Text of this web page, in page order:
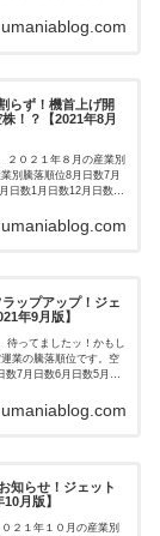
umaniablog.com
らず！機首上げ開
！？【2021年8月
２０２１年８月の産業別
別騰落順位8月日数7月
日数1月日数12月日数11
umaniablog.com
ップアップ！ジェ
年9月版】
ってましたッ！かもし
業の騰落順位です。空
7月日数6月日数5月日
umaniablog.com
知らせ！ジェット
月版】
２１年１０月の産業別